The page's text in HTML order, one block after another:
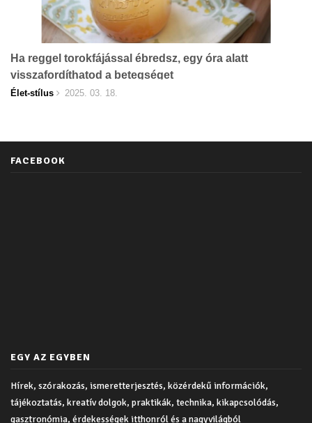
Ha reggel torokfájással ébredsz, egy óra alatt
visszafordíthatod a betegséget
Élet-stílus 2025. 03. 18.
FACEBOOK
EGY AZ EGYBEN
Hírek, szórakozás, ismeretterjesztés, közérdekű információk,
tájékoztatás, kreatív dolgok, praktikák, technika, kikapcsolódás,
gasztronómia, érdekességek itthonról és a nagyvilágból